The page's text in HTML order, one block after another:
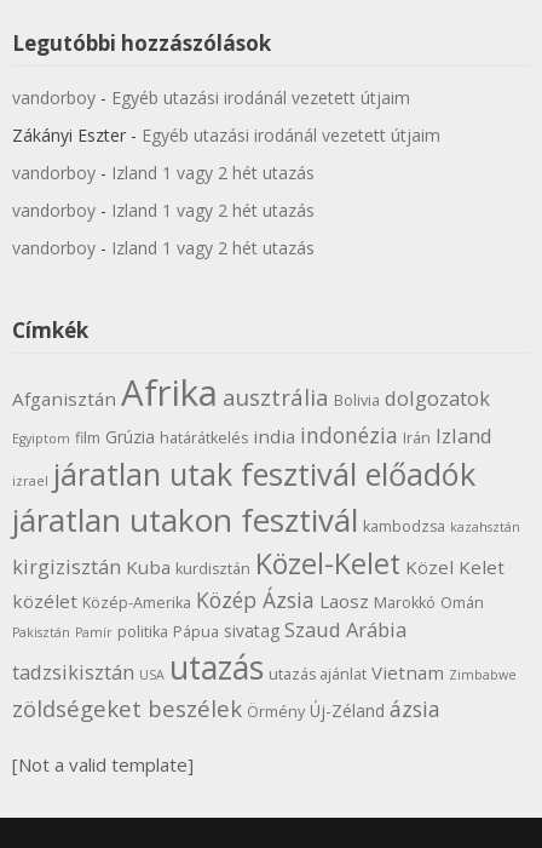
Legutóbbi hozzászólások
vandorboy - Egyéb utazási irodánál vezetett útjaim
Zákányi Eszter - Egyéb utazási irodánál vezetett útjaim
vandorboy - Izland 1 vagy 2 hét utazás
vandorboy - Izland 1 vagy 2 hét utazás
vandorboy - Izland 1 vagy 2 hét utazás
Címkék
Afganisztán Afrika ausztrália Bolivia dolgozatok
Egyiptom film Grúzia határátkelés india indonézia Irán Izland
izrael járatlan utak fesztivál előadók
járatlan utakon fesztivál kambodzsa kazahsztán
kirgizisztán Kuba kurdisztán Közel-Kelet Közel Kelet
közélet Közép-Amerika Közép Ázsia Laosz Marokkó Omán
Pakisztán Pamír politika Pápua sivatag Szaud Arábia
tadzsikisztán USA utazás utazás ajánlat Vietnam Zimbabwe
zöldségeket beszélek Örmény Új-Zéland ázsia
[Not a valid template]